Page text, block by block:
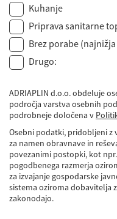
Kuhanje
Priprava sanitarne
Brez porabe
Drugo:
ADRIAPLIN d.o.o. obdeluje
področja varstva osebnih
podrobneje določena v
Osebni podatki, pridobljeni
za namen obravnave in
povezanimi postopki, kot
pogodbenega razmerja
za izvajanje gospodarske
sistema oziroma dobavitelja
zakonodajo.